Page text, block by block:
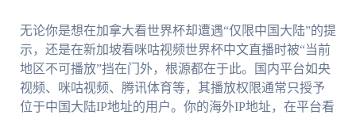
无论你是想在加拿大看世界杯却遭遇“仅限中国大陆”的提
示，还是在新加坡看咪咕视频世界杯中文直播时被“当前
地区不可播放”挡在门外，根源都在于此。国内平台如央
视频、咪咕视频、腾讯体育等，其播放权限通常只授予
位于中国大陆IP地址的用户。你的海外IP地址，在平台看